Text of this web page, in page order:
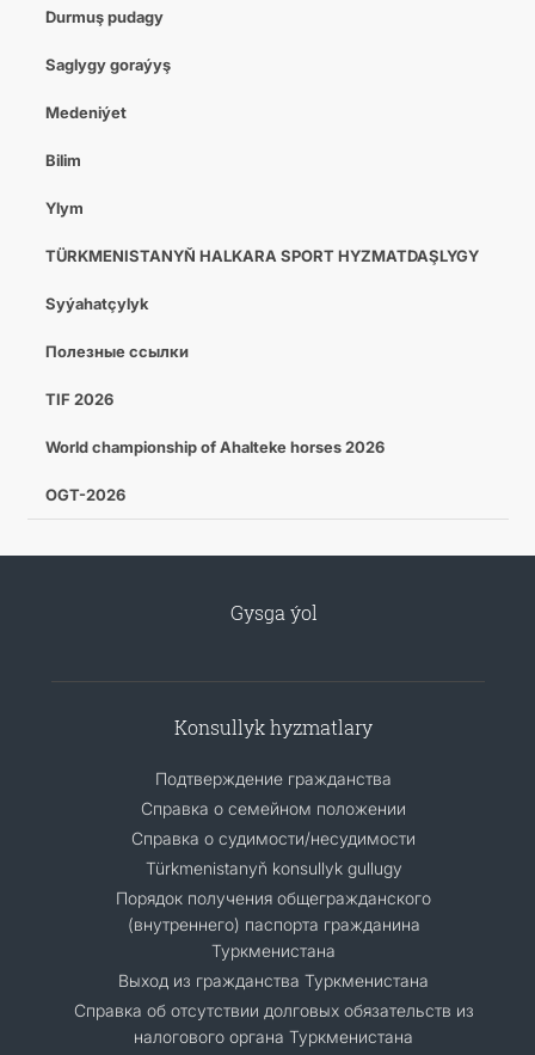
Durmuş pudagy
Saglygy goraýyş
Medeniýet
Bilim
Ylym
TÜRKMENISTANYŇ HALKARA SPORT HYZMATDAŞLYGY
Syýahatçylyk
Полезные ссылки
TIF 2026
World championship of Ahalteke horses 2026
OGT-2026
Gysga ýol
Konsullyk hyzmatlary
Подтверждение гражданства
Справка о семейном положении
Справка о судимости/несудимости
Türkmenistanyň konsullyk gullugy
Порядок получения общегражданского
(внутреннего) паспорта гражданина
Туркменистана
Выход из гражданства Туркменистана
Справка об отсутствии долговых обязательств из
налогового органа Туркменистана